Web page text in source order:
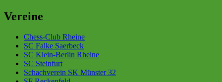
Vereine
Chess-Club Rheine
SC Falke Saerbeck
SC Klein-Berlin Rheine
SC Steinfurt
Schachverein SK Münster 32